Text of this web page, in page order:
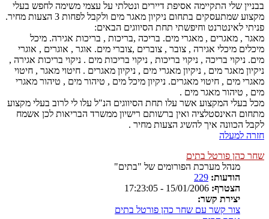
בבניין שלי התקיימה אסיפת דיירים ונטלתי על עצמי משימה לחפש בעלי
מקצוע שמתעסקים בתחום ניקיון מאגר מים ולקבל לפחות 3 הצעות מחיר.
פניתי לאינטרנט וחיפשתי תחת הסיווגים הבאים:
מאגר , מאגרים , מאגרי מים. בריכה ,בריכות , בריכות אגירה. מיכל
מיכלים מיכלי אגירה , צובר , צוברים ,צוברי מים. אוגר , אוגרים , אוגרי
מים. ניקוי בריכה , ניקוי בריכות , ניקוי בריכות מים . ניקוי בריכות אגירה ,
ניקיון מאגר מים , ניקיון מאגרי מים , ניקיון מאגרים . חיטוי מאגר , חיטוי
מאגרי מים , חיטוי מאגרים. ניקיון מיכל מים , טיהור מים , טיהור מאגרי
מים , טיהור מאגר מים .
מכל בעלי המקצוע אשר עלו תחת הסיווגים הנ"ל עלו לי לרוב בעלי מקצוע
מתחום האינסטלציה ואין ברשותם רישיון ממשרד הבריאות לכן אשמח
לקבל הכוונה איך להשיג הצעות מחיר .
חזרה למעלה
שחר כהן פורטל בתים
מנהל מערכת הפורומים של "בתים"
הודעות: 229
הצטרף:
יצירת קשר:
צור קשר עם שחר כהן פורטל בתים